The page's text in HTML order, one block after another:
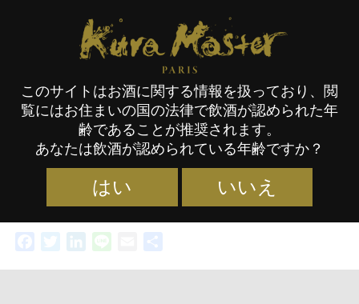
Kura Master
本格焼酎・泡盛・梅酒
審査会2023
FacebookTwitterLinkedIn Email
Kura Master Paris
このサイトはお酒に関する情報を扱っており、閲
覧にはお住まいの国の法律で飲酒が認められた年
齢であることが推奨されます。
あなたは飲酒が認められている年齢ですか？
はい いいえ